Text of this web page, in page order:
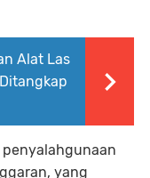
Alat Las
yang